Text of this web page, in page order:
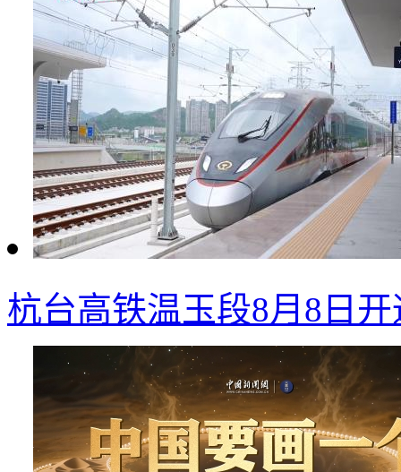
杭台高铁温玉段8月8日